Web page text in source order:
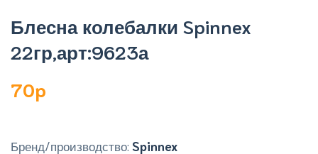
Блесна колебалки Spinnex
22гр,арт:9623а
70p
Бренд/производство: Spinnex